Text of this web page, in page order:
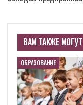
ВАМ ТАКЖЕ
ОБРАЗОВАНИЕ